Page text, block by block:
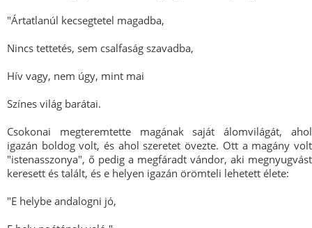
"Ártatlanúl kecsegtetel magadba,
Nincs tettetés, sem csalfaság szavadba,
Hív vagy, nem úgy, mint mai
Színes világ barátai.
Csokonai megteremtette magának saját álomvilágát, ahol
igazán boldog volt, és ahol szeretet övezte. Ott a magány volt
"istenasszonya", ő pedig a megfáradt vándor, aki megnyugvást
keresett és talált, és e helyen igazán örömteli lehetett élete:
"E helybe andalogni jó,